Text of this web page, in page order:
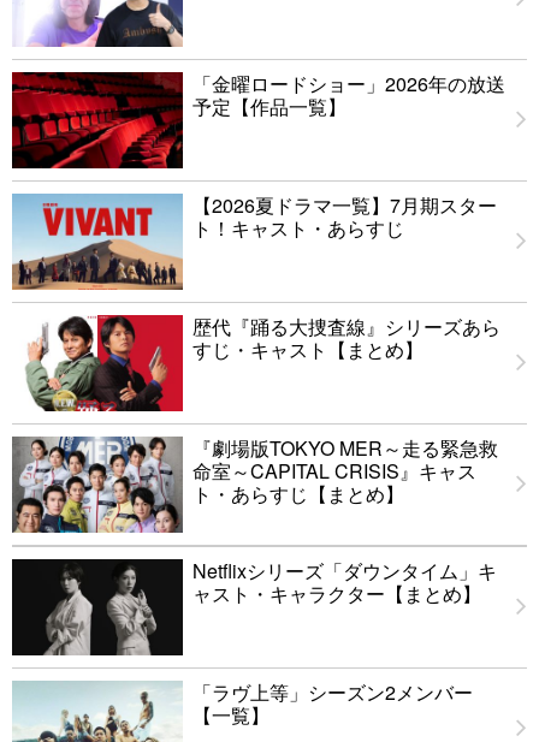
「金曜ロードショー」2026年の放送
予定【作品一覧】
【2026夏ドラマ一覧】7月期スター
ト！キャスト・あらすじ
歴代『踊る大捜査線』シリーズあら
すじ・キャスト【まとめ】
『劇場版TOKYO MER～走る緊急救
命室～CAPITAL CRISIS』キャス
ト・あらすじ【まとめ】
Netflixシリーズ「ダウンタイム」キ
ャスト・キャラクター【まとめ】
「ラヴ上等」シーズン2メンバー
【一覧】